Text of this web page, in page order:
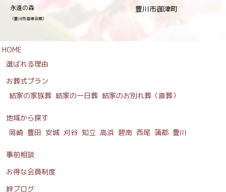
永遠の森
（豊川市斎場会館）
豊川市御津町
HOME
選ばれる理由
お葬式プラン
結家の家族葬 結家の一日葬 結家のお別れ葬（直葬）
地域から探す
岡崎 豊田 安城 刈谷 知立 高浜 碧南 西尾 蒲郡 豊川
事前相談
お得な会員制度
絆ブログ